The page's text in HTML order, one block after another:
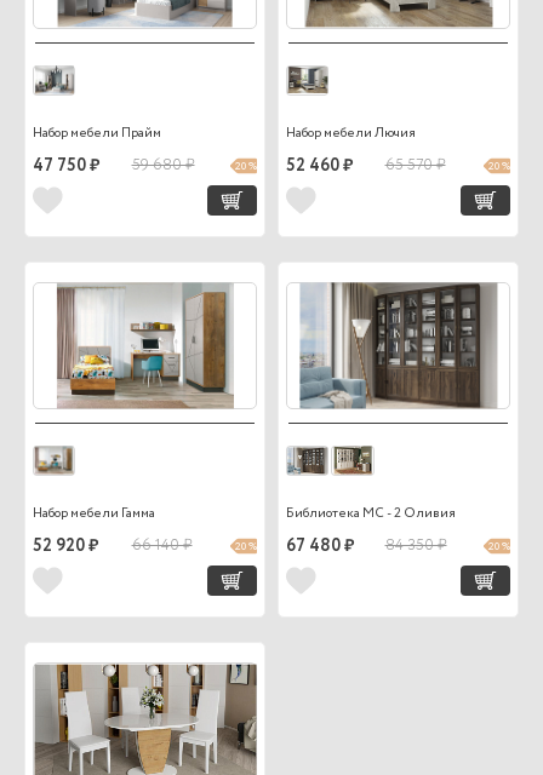
Набор мебели Прайм
47 750 ₽ 59 680 ₽ 20 %
Набор мебели Лючия
52 460 ₽ 65 570 ₽ 20 %
Набор мебели Гамма
52 920 ₽ 66 140 ₽ 20 %
Библиотека МС - 2 Оливия
67 480 ₽ 84 350 ₽ 20 %